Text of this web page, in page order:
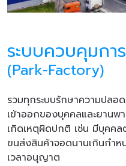
ระบบควบคุมกา
(Park-Factory)
รวมทุกระบบรักษาความปลอ
เข้าออกของบุคคลและยานพ
เกิดเหตุผิดปกติ เช่น มีบุคคล
ขนส่งสินค้าจอดนานเกินกำ
เวลาอนุญาต